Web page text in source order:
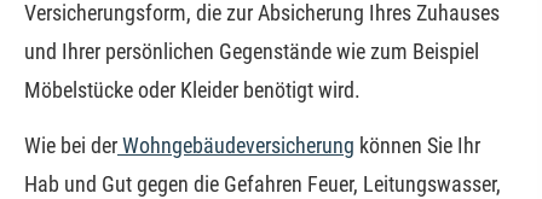
Versicherungsform, die zur Absicherung Ihres Zuhauses
und Ihrer persönlichen Gegenstände wie zum Beispiel
Möbelstücke oder Kleider benötigt wird.
Wie bei derWohngebäudeversicherung können Sie Ihr
Hab und Gut gegen die Gefahren Feuer, Leitungswasser,